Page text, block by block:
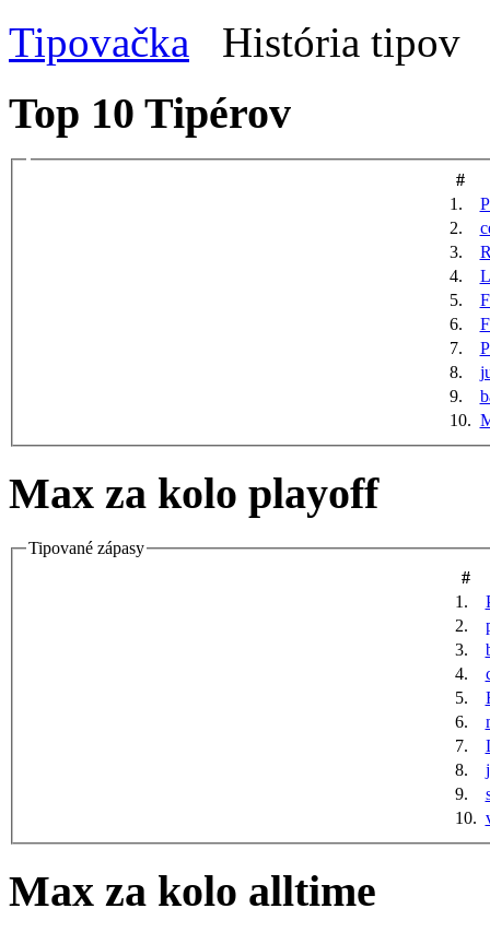
Tipovačka
História tipov
Top 10 Tipérov
#
1.
2.
3.
4.
5.
6.
7.
8.
9.
10.
Max za kolo playoff
Tipované zápasy
#
1.
2.
3.
4.
5.
6.
7.
8.
9.
10.
Max za kolo alltime